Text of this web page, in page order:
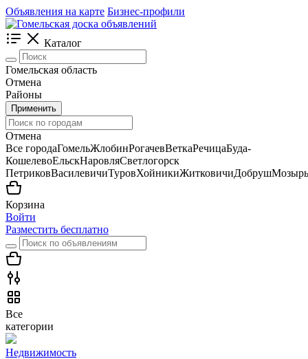
Объявления на карте Бизнес-профили
Каталог
Гомельская область
Отмена
Районы
Применить
Отмена
Все городаГомельЖлобинРогачевВеткаРечицаБуда-
КошелевоЕльскНаровляСветлогорск
ПетриковВасилевичиТуровХойникиЖитковичиДобрушМозырь
Корзина
Войти
Разместить бесплатно
Все
категории
Недвижимость